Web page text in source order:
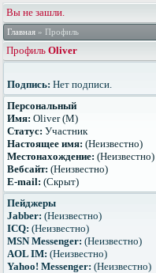
Вы не зашли.
Главная » Профиль
Профиль Oliver
Подпись: Нет подписи.
Персональный
Имя: Oliver (М)
Статус: Участник
Настоящее имя: (Неизвестно)
Местонахождение: (Неизвестно)
Вебсайт: (Неизвестно)
E-mail: (Скрыт)
Пейджеры
Jabber: (Неизвестно)
ICQ: (Неизвестно)
MSN Messenger: (Неизвестно)
AOL IM: (Неизвестно)
Yahoo! Messenger: (Неизвестно)